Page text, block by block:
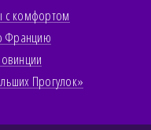
с комфортом
Францию
Прогулок»